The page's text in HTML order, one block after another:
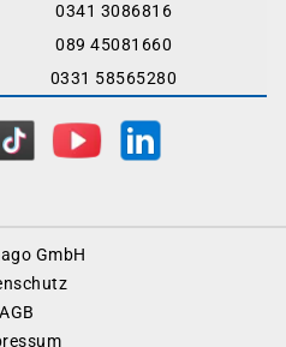
0341 3086816
089 45081660
0331 58565280
GmbH
AGB